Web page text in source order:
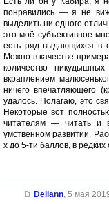
понравились — я не
выделить ни одного
это моё субъективное
есть ряд выдающихся в
Можно в качестве
количество
вкраплением
ничего впечатляющего
удалось. Полагаю, это
Некоторые вот
читателям — читать и
умственном развитии.
х до 5-ти баллов, в редких
Deliann, 5 мая